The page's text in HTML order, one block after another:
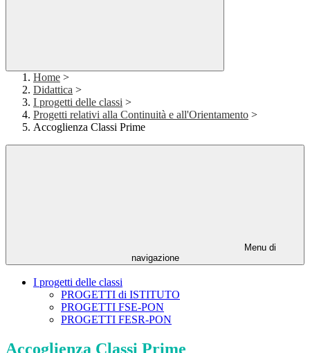
Home >
Didattica >
I progetti delle classi >
Progetti relativi alla Continuità e all'Orientamento >
Accoglienza Classi Prime
Menu di
navigazione
I progetti delle classi
PROGETTI di ISTITUTO
PROGETTI FSE-PON
PROGETTI FESR-PON
Accoglienza Classi Prime